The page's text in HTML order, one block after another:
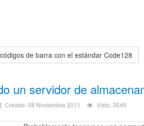
de barra con el estándar Code128
un servidor de
Creado: 08 Noviembre 2011 Visto: 3545